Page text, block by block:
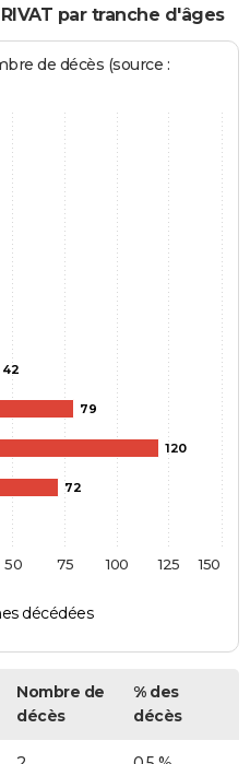
par tranche d'âges
de décès (source :
42
79
120
72
décédées
50 75 100 125 150
Nombre de
décès
% des
décès